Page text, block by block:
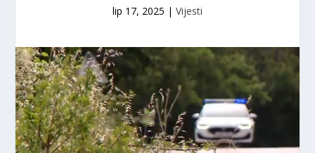
lip 17, 2025 | Vijesti